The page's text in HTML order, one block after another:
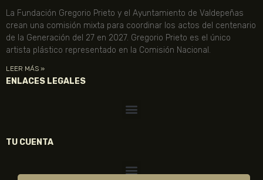
La Fundación Gregorio Prieto y el Ayuntamiento de Valdepeñas
crean una comisión mixta para coordinar los actos del centenario
de la Generación del 27 en 2027. Gregorio Prieto es el único
artista plástico representado en la Comisión Nacional.
LEER MÁS »
ENLACES LEGALES
TU CUENTA